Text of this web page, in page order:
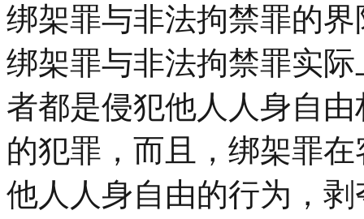
绑架罪与非法拘禁罪的界
绑架罪与非法拘禁罪实
者都是侵犯他人人身自由
的犯罪，而且，绑架罪
他人人身自由的行为，